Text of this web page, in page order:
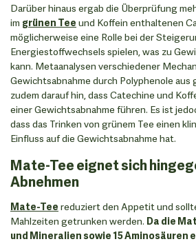
Darüber hinaus ergab die Überprüfung
im grünen Tee und Koffein enthaltenen
möglicherweise eine Rolle bei der
Energiestoffwechsels spielen, was zu
kann. Metaanalysen verschiedener
Gewichtsabnahme durch Polyphenole
zudem darauf hin, dass Catechine und
einer Gewichtsabnahme führen. Es ist
dass das Trinken von grünem Tee einen
Einfluss auf die Gewichtsabnahme hat.
Mate-Tee eignet sich
Abnehmen
Mate-Tee reduziert den Appetit und
Mahlzeiten getrunken werden. Da die
und Mineralien sowie 15 Aminosäuren